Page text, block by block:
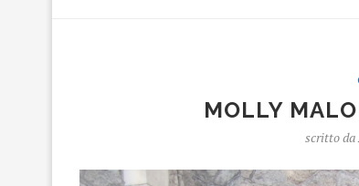
MOLLY
scritto da